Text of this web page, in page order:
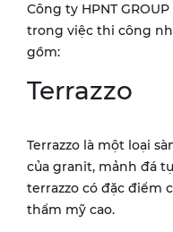
Công ty HPNT
trong việc thi công
gồm:
Terrazzo
Terrazzo là một loại
của granit, mảnh đá
terrazzo có đặc điểm
thẩm mỹ cao.